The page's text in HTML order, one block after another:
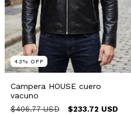
43% OFF
Campera HOUSE cuero
vacuno
$406.77 USD $233.72 USD